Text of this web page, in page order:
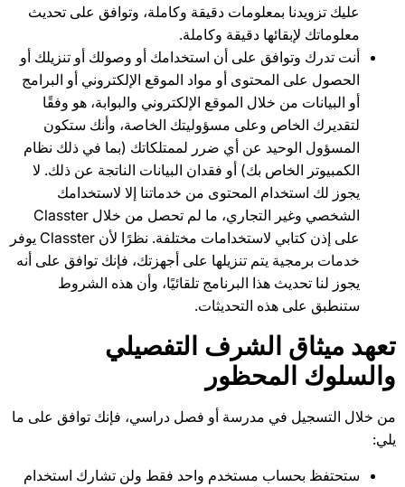
عليك تزويدنا بمعلومات دقيقة وكاملة، وتوافق على تحديث
معلوماتك لإبقائها دقيقة وكاملة.
أنت تدرك وتوافق على أن استخدامك أو وصولك أو تنزيلك أو
الحصول على المحتوى أو مواد الموقع الإلكتروني أو البرامج
أو البيانات من خلال الموقع الإلكتروني والبوابة، هو وفقًا
لتقديرك الخاص وعلى مسؤوليتك الخاصة، وأنك ستكون
المسؤول الوحيد عن أي ضرر لممتلكاتك (بما في ذلك نظام
الكمبيوتر الخاص بك) أو فقدان البيانات الناتجة عن ذلك. لا
يجوز لك استخدام المحتوى من خدماتنا إلا لاستخدامك
الشخصي وغير التجاري، ما لم تحصل من خلال Classter
على إذن كتابي لاستخدامات مختلفة. نظرًا لأن Classter يوفر
خدمات برمجية يتم تنزيلها على أجهزتك، فإنك توافق على أنه
يجوز لنا تحديث هذا البرنامج تلقائيًا، وأن هذه الشروط
ستنطبق على هذه التحديثات.
تعهد ميثاق الشرف التفصيلي
والسلوك المحظور
من خلال التسجيل في مدرسة أو فصل دراسي، فإنك توافق على ما
يلي:
ستحتفظ بحساب مستخدم واحد فقط ولن تشارك استخدام